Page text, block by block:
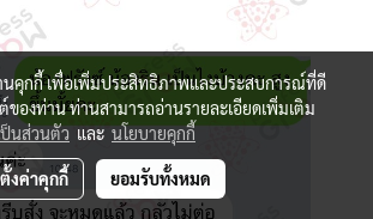
นคุกกี้ เพื่อเพิ่มประสิทธิภาพและประสบการณ์ที่ดี
ต์ของท่าน ท่านสามารถอ่านรายละเอียดเพิ่มเติม
นส่วนตัวและนโยบายคุกกี้
ตั้งค่าคุกกี้ ยอมรับทั้งหมด